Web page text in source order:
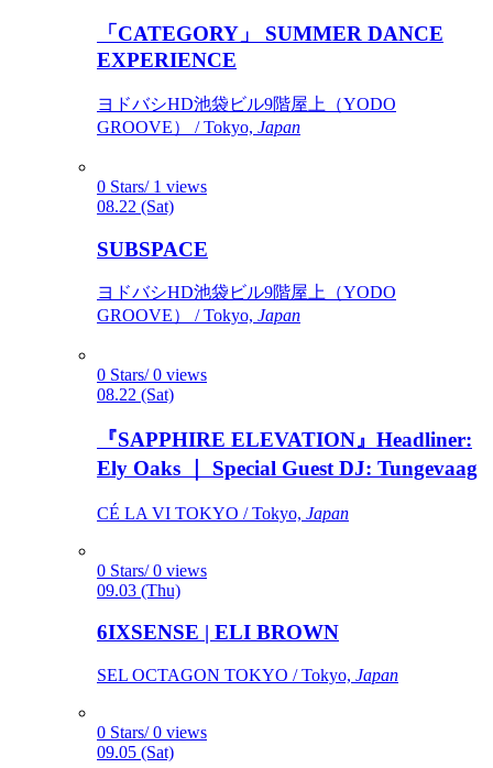
「CATEGORY」 SUMMER DANCE
EXPERIENCE
ヨドバシHD池袋ビル9階屋上（YODO
GROOVE） / Tokyo, Japan
0 Stars/ 1 views
08.22 (Sat)
SUBSPACE
ヨドバシHD池袋ビル9階屋上（YODO
GROOVE） / Tokyo, Japan
0 Stars/ 0 views
08.22 (Sat)
『SAPPHIRE ELEVATION』Headliner:
Ely Oaks ｜ Special Guest DJ: Tungevaag
CÉ LA VI TOKYO / Tokyo, Japan
0 Stars/ 0 views
09.03 (Thu)
6IXSENSE | ELI BROWN
SEL OCTAGON TOKYO / Tokyo, Japan
0 Stars/ 0 views
09.05 (Sat)